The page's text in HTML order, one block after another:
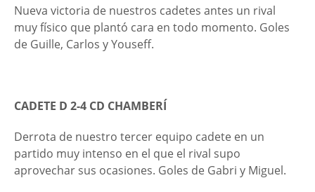
Nueva victoria de nuestros cadetes antes un rival
muy físico que plantó cara en todo momento. Goles
de Guille, Carlos y Youseff.
CADETE D 2-4 CD CHAMBERÍ
Derrota de nuestro tercer equipo cadete en un
partido muy intenso en el que el rival supo
aprovechar sus ocasiones. Goles de Gabri y Miguel.